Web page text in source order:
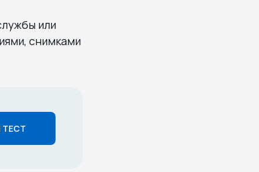
или
снимками
ТЕСТ